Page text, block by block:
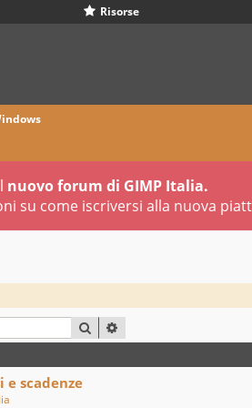
Risorse
nuovo forum di GIMP Italia.
su come iscriversi alla nuova
CERCA
e scadenze